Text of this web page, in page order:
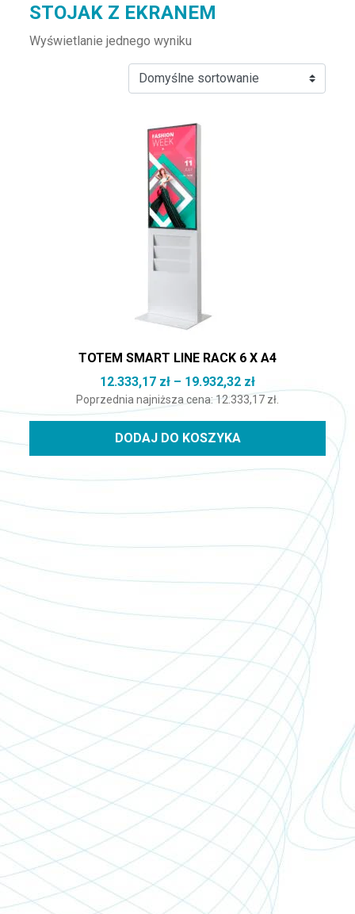
STOJAK Z EKRANEM
Wyświetlanie jednego wyniku
TOTEM SMART LINE RACK 6 X A4
12.333,17 zł – 19.932,32 złZakres cen: od
Poprzednia najniższa cena: 12.333,17 zł.
DODAJ DO KOSZYKA